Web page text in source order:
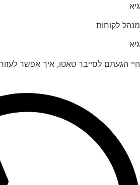
לקוחות
הגעתם לסייבר טאטו, איך אפשר לעזור ?